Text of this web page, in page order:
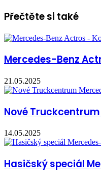
Přečtěte si také
Mercedes-Benz
21.05.2025
Nové
14.05.2025
Hasičský speciál